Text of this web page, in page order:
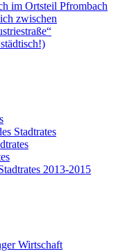
im Ortsteil Pfrombach
zwischen
Stadtrates
2013-2015
Wirtschaft